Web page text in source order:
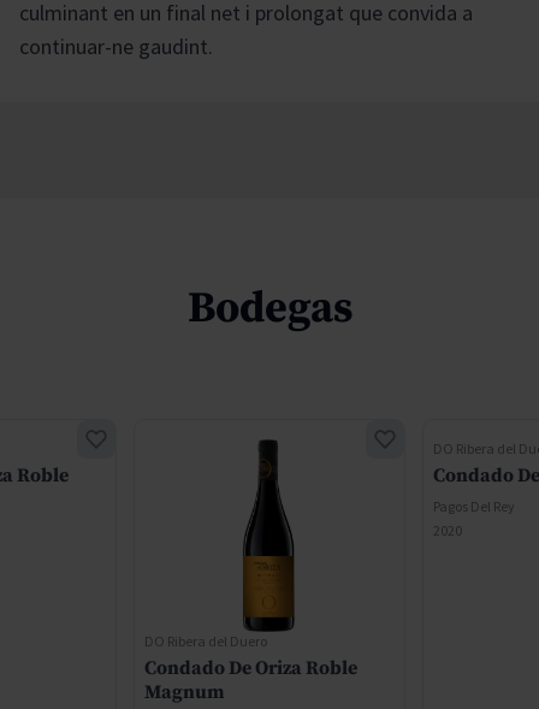
culminant en un final net i prolongat que convida a
continuar-ne gaudint.
Bodegas
Roble
DO Ribera del Duero
Condado De Oriza Roble
Magnum
DO Ribera del
Condado
Pagos Del Rey
2020